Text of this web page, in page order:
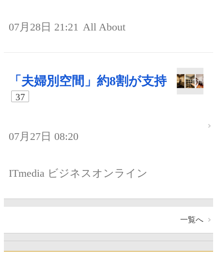
07月28日 21:21 All About
「夫婦別空間」約8割が支持
37
07月27日 08:20
ITmedia ビジネスオンライン
一覧へ